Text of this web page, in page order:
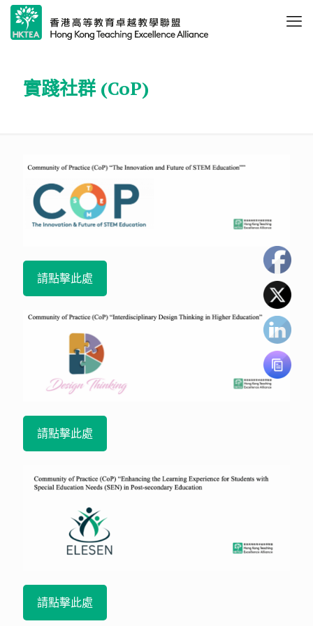
實踐社群 (CoP)
請點擊此處
請點擊此處
請點擊此處